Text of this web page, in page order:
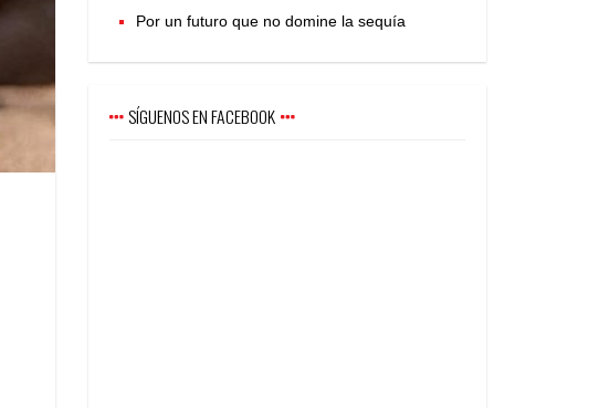
Por un futuro que no domine la sequía
SÍGUENOS EN FACEBOOK